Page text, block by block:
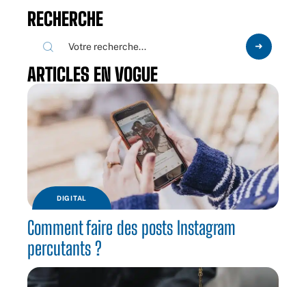
RECHERCHE
ARTICLES EN VOGUE
DIGITAL
Comment faire des posts Instagram
percutants ?